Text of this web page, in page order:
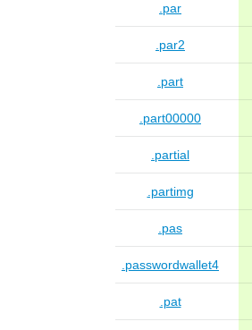
.par
.par2
.part
.part00000
.partial
.partimg
.pas
.passwordwallet4
.pat